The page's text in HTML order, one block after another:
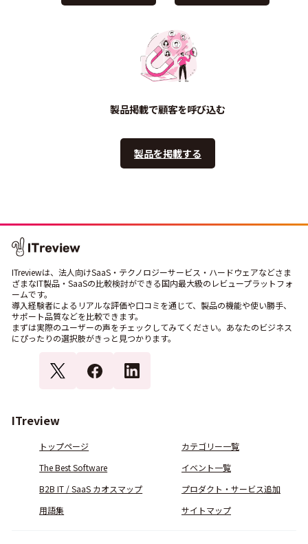
製品掲載で顧客を呼び込む
製品を掲載する
ITreviewは、法人向けSaaS・テクノロジーサービス・ハードウェアなどさま
ざまなIT製品・SaaSの比較検討ができる国内最大級のレビュープラットフォ
ームです。
導入経験者によるリアルな評価や口コミを通じて、製品の機能や使い勝手、
サポート品質などを比較できます。
まずは実際のユーザーの声をチェックしてみてください。あなたのビジネス
にぴったりの選択肢がきっと見つかります。
ITreview
トップページ
カテゴリー一覧
The Best Software
イベント一覧
B2B IT / SaaS カオスマップ
プロダクト・サービス追加
用語集
サイトマップ